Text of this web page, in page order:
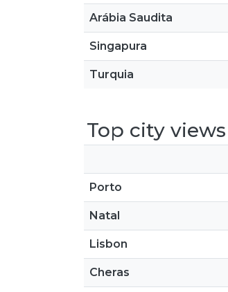
Arábia Saudita
Singapura
Turquia
Top city views
Porto
Natal
Lisbon
Cheras